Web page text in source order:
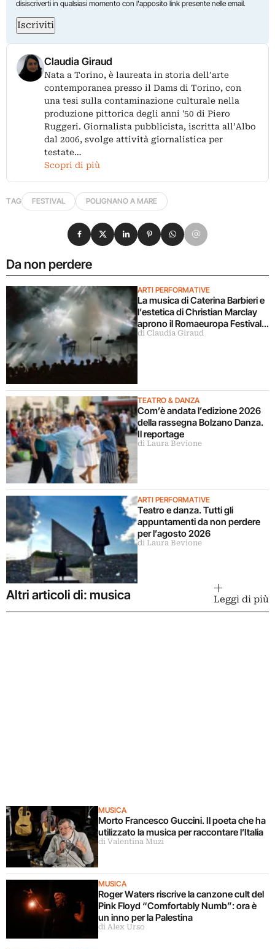
disiscriverti in qualsiasi momento con l'apposito link presente nelle email.
Iscriviti
Claudia Giraud
Nata a Torino, è laureata in storia dell’arte
contemporanea presso il Dams di Torino, con
una tesi sulla contaminazione culturale nella
produzione pittorica degli anni '50 di Piero
Ruggeri. Giornalista pubblicista, iscritta all’Albo
dal 2006, svolge attività giornalistica per
testate…
Scopri di più
TAG FESTIVAL POLIGNANO A MARE
Da non perdere
ARTI PERFORMATIVE
La musica di Caterina Barbieri e
l’estetica di Christian Marclay
aprono il Romaeuropa Festival
2026
di Claudia Giraud
TEATRO & DANZA
Com’è andata l’edizione 2026
della rassegna Bolzano Danza.
Il reportage
di Laura Bevione
ARTI PERFORMATIVE
Teatro e danza. Tutti gli
appuntamenti da non perdere
per l’agosto 2026
di Laura Bevione
Condividi su Facebook
Condividi su X
Condividi su LinkedIn
Condividi su Pinterest
Condividi su WhatsApp
Condividi su Email
Altri articoli di: musica Leggi di più
MUSICA
Morto Francesco Guccini. Il poeta che ha
utilizzato la musica per raccontare l’Italia
di Valentina Muzi
MUSICA
Roger Waters riscrive la canzone cult del
Pink Floyd “Comfortably Numb”: ora è
un inno per la Palestina
di Alex Urso